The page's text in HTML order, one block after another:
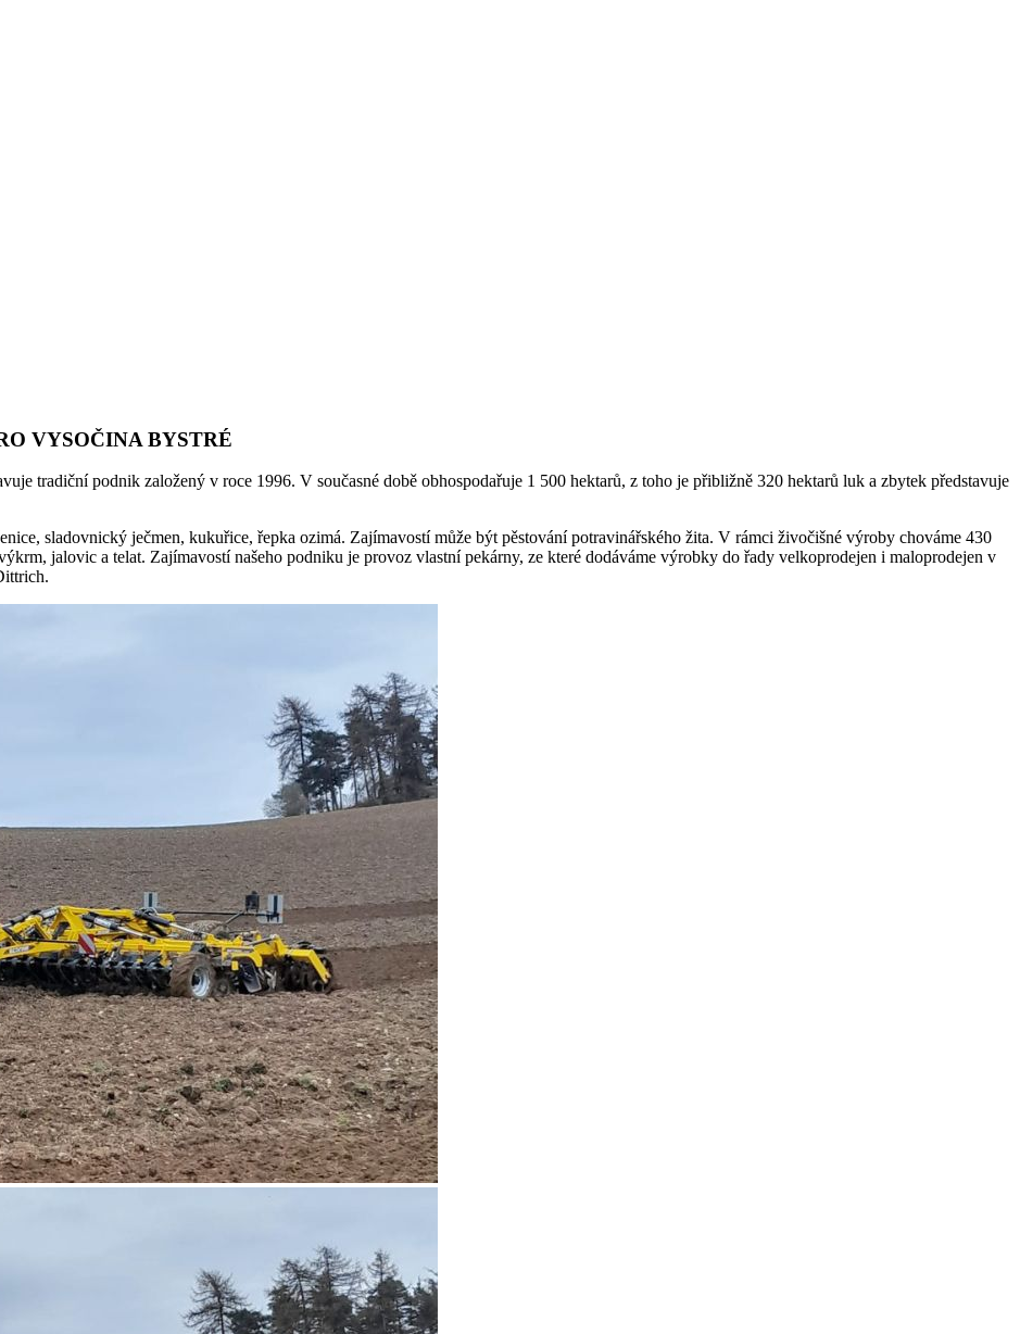
VYSOČINA BYSTRÉ
tradiční podnik založený v roce 1996. V současné době obhospodařuje 1 500 hektarů, z toho je přibližně 320 hektarů luk a zbytek představuje
sladovnický ječmen, kukuřice, řepka ozimá. Zajímavostí může být pěstování potravinářského žita. V rámci živočišné výroby chováme 430
jalovic a telat. Zajímavostí našeho podniku je provoz vlastní pekárny, ze které dodáváme výrobky do řady velkoprodejen i maloprodejen v